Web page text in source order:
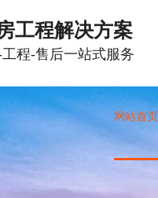
工程解决方案
程-售后一站式服务
网站首页